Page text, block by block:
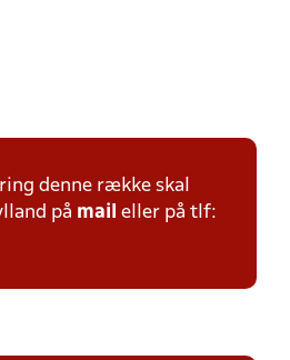
denne række skal
på mail eller på tlf: